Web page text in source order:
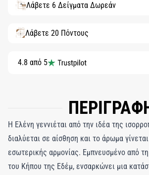
Λάβετε 6 Δείγματα Δωρεάν
Λάβετε 20 Πόντους
4.8 από 5
Η Ελένη γεννιέται από την ιδέα της
διαλύεται σε αίσθηση και το άρωμα
εσωτερικής αρμονίας. Εμπνευσμένο από
του Κήπου της Εδέμ, ενσαρκώνει μια